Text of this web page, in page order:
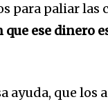
para paliar las
ese dinero
ayuda, que